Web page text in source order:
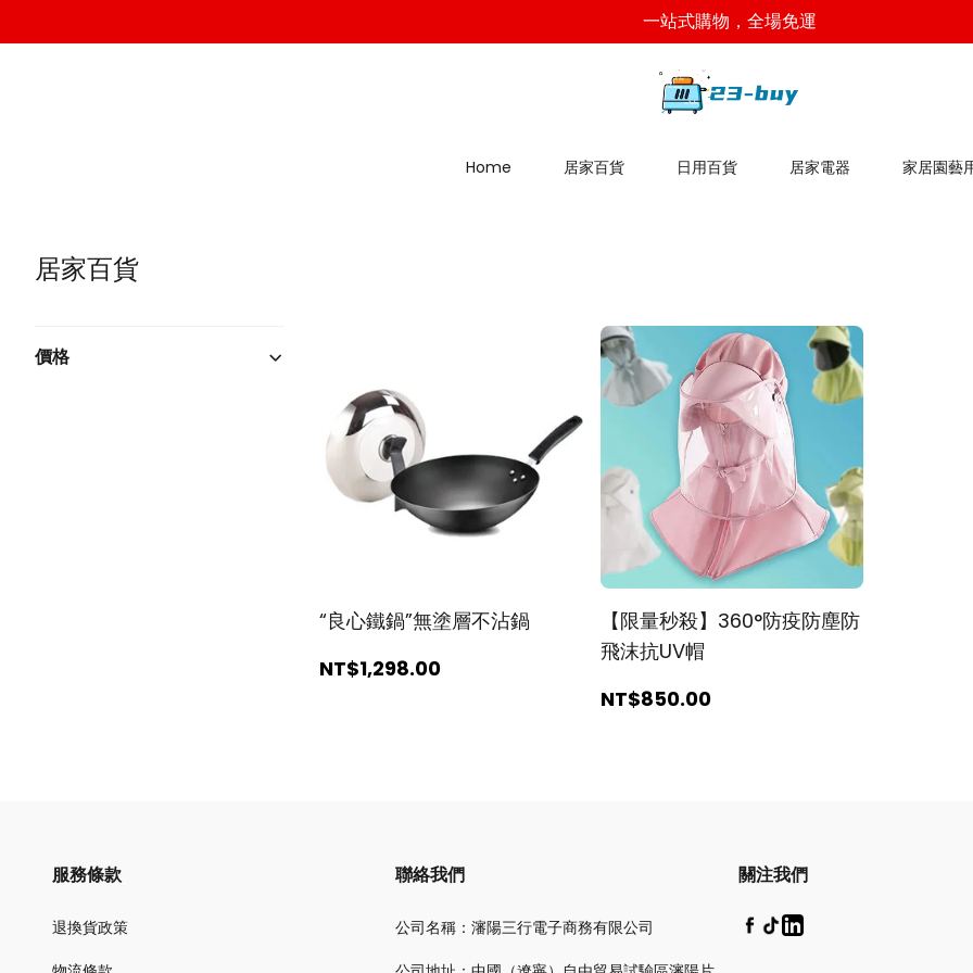
一站式購物，全場免運
Home 居家百貨 日用百貨 居家電器 家居園藝
居家百貨
價格
“良心鐵鍋”無塗層不沾鍋
NT$1,298.00
【限量秒殺】360°防疫防塵防
飛沫抗UV帽
NT$850.00
服務條款
退換貨政策
聯絡我們
公司名稱：瀋陽三行電子商務有限公司
關注我們